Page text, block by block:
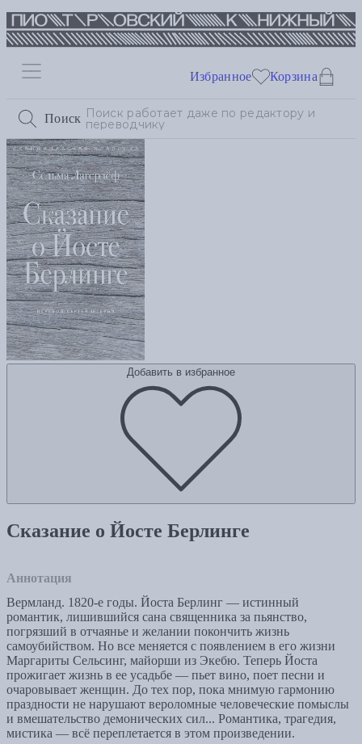
Поиск
Избранное Корзина
Добавить в избранное
Сказание о Йосте Берлинге
Аннотация
Вермланд. 1820-е годы. Йоста Берлинг — истинный
романтик, лишившийся сана священника за пьянство,
погрязший в отчаянье и желании покончить жизнь
самоубийством. Но все меняется с появлением в его жизни
Маргариты Сельсинг, майорши из Экебю. Теперь Йоста
прожигает жизнь в ее усадьбе — пьет вино, поет песни и
очаровывает женщин. До тех пор, пока мнимую гармонию
праздности не нарушают вероломные человеческие помыслы
и вмешательство демонических сил... Романтика, трагедия,
мистика — всё переплетается в этом произведении.